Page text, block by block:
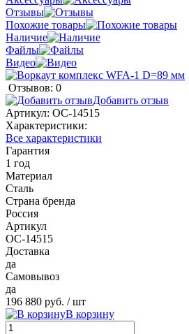
Отзывы
Похожие товары
Наличие
Файлы
Видео
Отзывов: 0
Добавить отзыв
Артикул: ОС-14515
Характеристики:
Все характеристики
Гарантия
1 год
Материал
Сталь
Страна бренда
Россия
Артикул
ОС-14515
Доставка
да
Самовывоз
да
196 880 руб. / шт
В корзину